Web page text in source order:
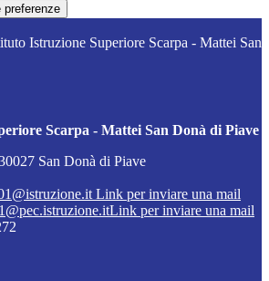
preferenze
Istruzione Superiore Scarpa - Mattei San
Scarpa - Mattei San Donà di Piave
San Donà di Piave
Link per inviare una mail
Link per inviare una mail